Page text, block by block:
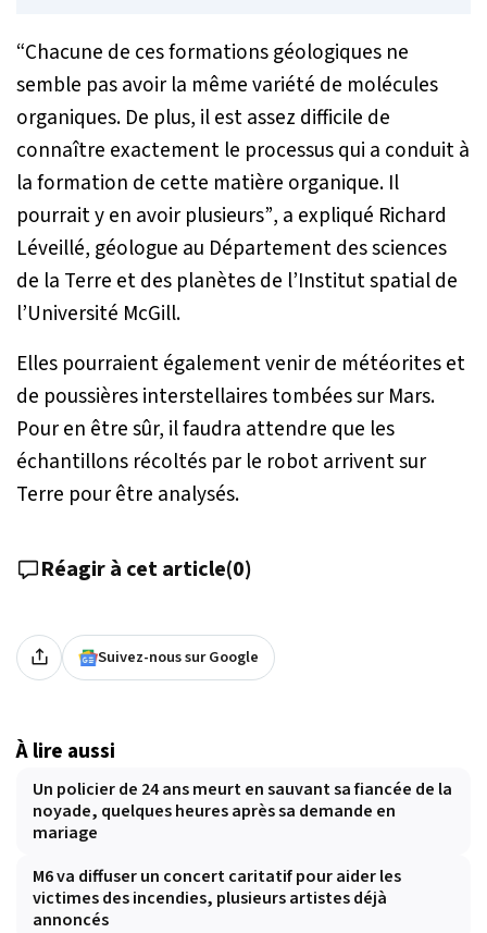
“Chacune de ces formations géologiques ne
semble pas avoir la même variété de molécules
organiques. De plus, il est assez difficile de
connaître exactement le processus qui a conduit à
la formation de cette matière organique. Il
pourrait y en avoir plusieurs”, a expliqué Richard
Léveillé, géologue au Département des sciences
de la Terre et des planètes de l’Institut spatial de
l’Université McGill.
Elles pourraient également venir de météorites et
de poussières interstellaires tombées sur Mars.
Pour en être sûr, il faudra attendre que les
échantillons récoltés par le robot arrivent sur
Terre pour être analysés.
Réagir à cet article(0)
Suivez-nous sur Google
À lire aussi
Un policier de 24 ans meurt en sauvant sa fiancée de la
noyade, quelques heures après sa demande en
mariage
M6 va diffuser un concert caritatif pour aider les
victimes des incendies, plusieurs artistes déjà
annoncés